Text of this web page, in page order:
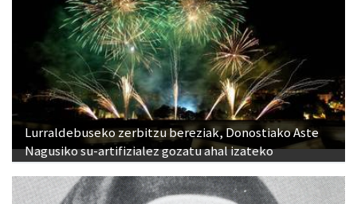
Lurraldebuseko zerbitzu bereziak, Donostiako Aste
Nagusiko su-artifizialez gozatu ahal izateko